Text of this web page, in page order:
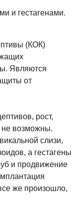
и гестагенами.
(КОК)
Являются
от
рост,
не возможны.
слизи,
а гестагены
и продвижение
же произошло,